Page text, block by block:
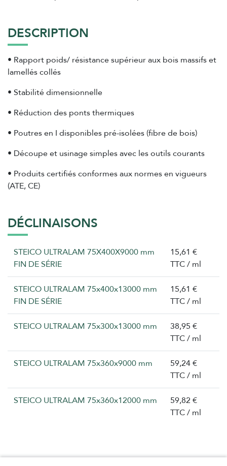
DESCRIPTION
• Rapport poids/ résistance supérieur aux bois massifs et
lamellés collés
• Stabilité dimensionnelle
• Réduction des ponts thermiques
• Poutres en I disponibles pré-isolées (fibre de bois)
• Découpe et usinage simples avec les outils courants
• Produits certifiés conformes aux normes en vigueurs
(ATE, CE)
DÉCLINAISONS
STEICO ULTRALAM 75X400X9000 mm
FIN DE SÉRIE
15,61 €
TTC / ml
STEICO ULTRALAM 75x400x13000 mm
FIN DE SÉRIE
15,61 €
TTC / ml
STEICO ULTRALAM 75x300x13000 mm
38,95 €
TTC / ml
STEICO ULTRALAM 75x360x9000 mm
59,24 €
TTC / ml
STEICO ULTRALAM 75x360x12000 mm
59,82 €
TTC / ml